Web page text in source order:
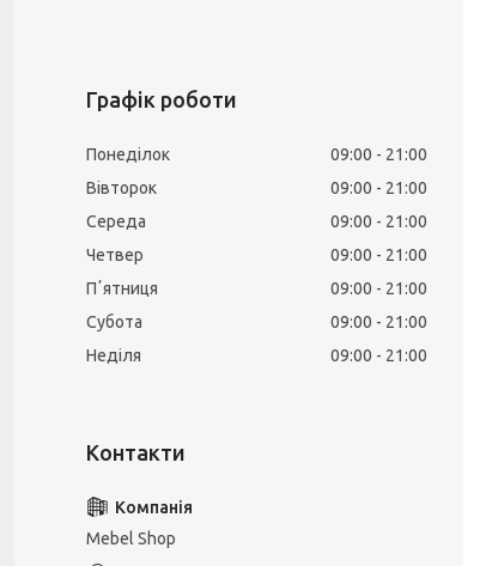
Графік роботи
Понеділок 09:00
21:00
Вівторок
09:00
21:00
Середа
09:00
21:00
Четвер
09:00
21:00
Пʼятниця
09:00
21:00
Субота
09:00
21:00
Неділя
09:00 21:00
Mebel Shop